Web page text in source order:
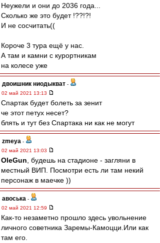
Неужели и они до 2036 года...
Сколько же это будет !??!?!
И не сосчитать((
Короче 3 тура ещё у нас.
А там и камни с курортникам
на колесе уже
двоишник ниодыкват -
02 май 2021 13:13
Спартак будет болеть за зенит
че этот петух несет?
блять и тут без Спартака ни как не могут
zmeya -
02 май 2021 13:03
OleGun , будешь на стадионе - загляни в
местный ВИП. Посмотри есть ли там некий
персонаж в маечке ))
авоська -
02 май 2021 12:59
Как-то незаметно прошло здесь увольнение
личного советника Заремы-Камоцци.Или как
там его.